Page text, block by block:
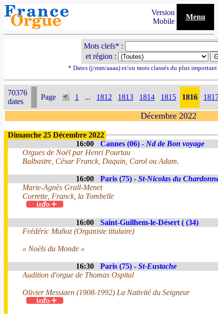
Version
Mobile
Menu
Mots clefs* :
et région :
* Dates (j/mm/aaaa) et/ou mots classés du plus
70376
dates
Page 1 ... 1812 1813 1814 1815 1816
Décembre 2022
Dimanche 25 Décembre 2022
16:00
Cannes (06) - Nd de Bon voyage
Orgues de Noël par Henri Pourtau
Balbastre, César Franck, Daquin, Carol ou Adam.
16:00 Paris (75) - St-Nicolas du
Marie-Agnès Grall-Menet
Corrette, Franck, la Tombelle
16:00
Saint-Guilhem-le-Désert ( (34)
Frédéric Muñoz (Organiste titulaire)
« Noëls du Monde »
16:30 Paris (75) - St-Eustache
Audition d'orgue de Thomas Ospital
Olivier Messiaen (1908-1992) La Nativité du Seigneur